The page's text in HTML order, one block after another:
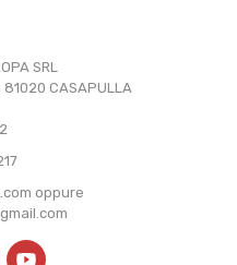
SRL
81020 CASAPULLA
oppure